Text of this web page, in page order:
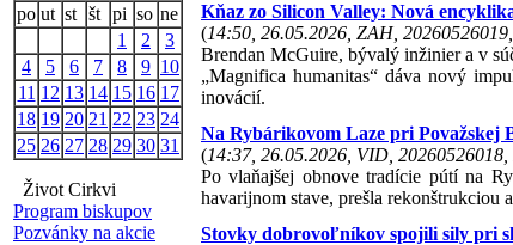
po ut st št pi so ne
1
2
3
4
5 6 7 8 9 10
11 12 13 14 15 16 17
18 19 20 21 22 23 24
25 26 27 28 29 30 31
Život Cirkvi
Program biskupov
Pozvánky na akcie
Kňaz zo Silicon Valley: Nová
(14:50, 26.05.2026, ZAH,
Brendan McGuire, bývalý inžinier a v
„Magnifica humanitas“ dáva nový
inovácií.
Na Rybárikovom Laze pri Považskej
(14:37, 26.05.2026, VID,
Po vlaňajšej obnove tradície pútí na
havarijnom stave, prešla rekonštrukciou
Stovky dobrovoľníkov spojili sily pri